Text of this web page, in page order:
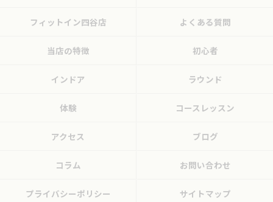
フィットイン四谷店 よくある質問
当店の特徴 初心者
インドア ラウンド
体験 コースレッスン
アクセス ブログ
コラム お問い合わせ
プライバシーポリシー サイトマップ